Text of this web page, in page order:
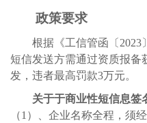
政策要求
根据《工信管函〔 2023〕
短信发送方需通过资质报备
发，违者最高罚款3万元。
关于于商业性短信息签
（1 ）、企业名称全程，须